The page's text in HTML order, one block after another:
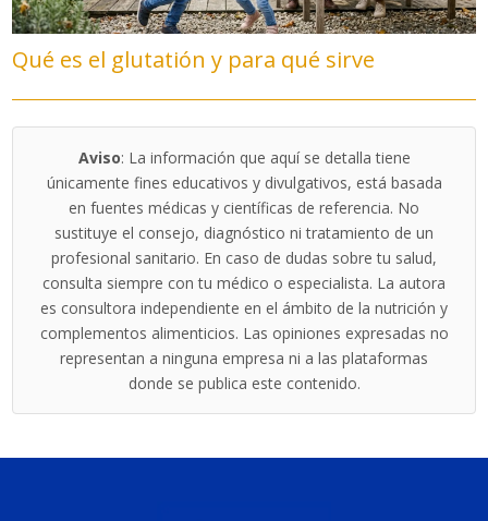
Qué es el glutatión y para qué sirve
Aviso: La información que aquí se detalla tiene
únicamente fines educativos y divulgativos, está basada
en fuentes médicas y científicas de referencia. No
sustituye el consejo, diagnóstico ni tratamiento de un
profesional sanitario. En caso de dudas sobre tu salud,
consulta siempre con tu médico o especialista. La autora
es consultora independiente en el ámbito de la nutrición y
complementos alimenticios. Las opiniones expresadas no
representan a ninguna empresa ni a las plataformas
donde se publica este contenido.